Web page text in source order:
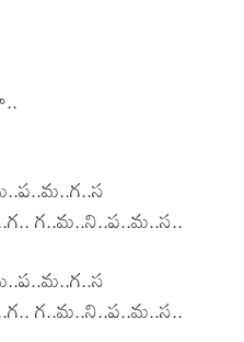
గ..మ..ని..ప..మ..స..
గ..మ..ని..ప..మ..స..